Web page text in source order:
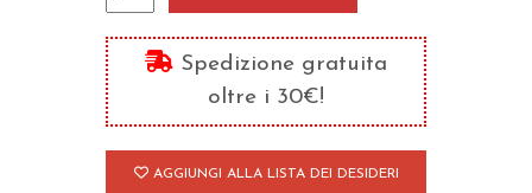
di
sant'Agostino
quantità
Spedizione gratuita
oltre i 30€!
AGGIUNGI ALLA LISTA DEI DESIDERI